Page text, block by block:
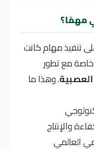
مهمًا؟
تنفيذ مهام كانت
مع تطور
. وهذا ما
والإنتاج
العالمي